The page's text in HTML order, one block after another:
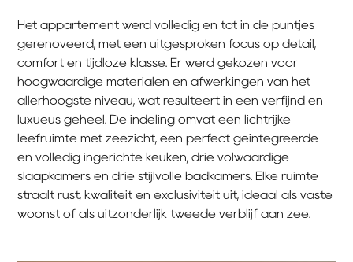
Het appartement werd volledig en tot in de puntjes
gerenoveerd, met een uitgesproken focus op detail,
comfort en tijdloze klasse. Er werd gekozen voor
hoogwaardige materialen en afwerkingen van het
allerhoogste niveau, wat resulteert in een verfijnd en
luxueus geheel. De indeling omvat een lichtrijke
leefruimte met zeezicht, een perfect geïntegreerde
en volledig ingerichte keuken, drie volwaardige
slaapkamers en drie stijlvolle badkamers. Elke ruimte
straalt rust, kwaliteit en exclusiviteit uit, ideaal als vaste
woonst of als uitzonderlijk tweede verblijf aan zee.